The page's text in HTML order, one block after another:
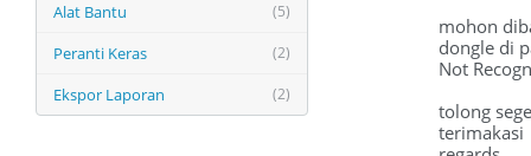
(5)
Alat Bantu
(2)
Peranti Keras
(2)
Ekspor Laporan
mohon
dongle di
Not
tolong
terimakasi